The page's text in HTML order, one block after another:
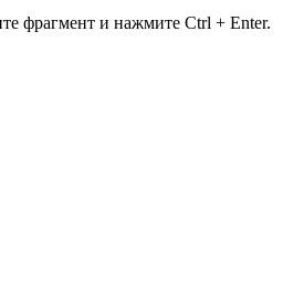
фрагмент и нажмите Ctrl + Enter.